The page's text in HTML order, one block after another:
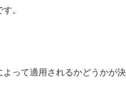
。
って適用されるかどうかが決